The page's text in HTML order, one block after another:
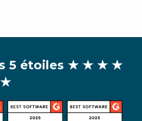
5 étoiles ★ ★ ★ ★
★